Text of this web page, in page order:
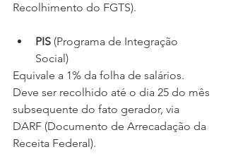
Recolhimento do FGTS).
PIS (Programa de Integração
Social)
Equivale a 1% da folha de salários.
Deve ser recolhido até o dia 25 do mês
subsequente do fato gerador, via
DARF (Documento de Arrecadação da
Receita Federal).